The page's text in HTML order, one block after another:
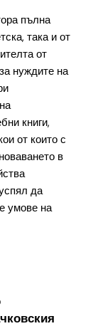
пълна
така и от
от
нуждите на
книги,
от които с
в
да
умове на